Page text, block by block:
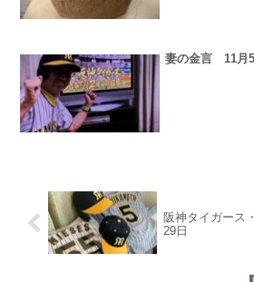
妻の金言 11月5
阪神タイガース
29日